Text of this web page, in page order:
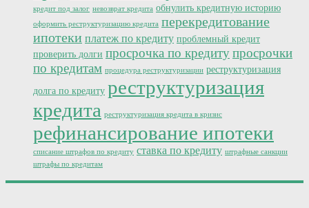
кредит под залог невозврат кредита обнулить кредитную историю
оформить реструктуризацию кредита перекредитование
ипотеки платеж по кредиту проблемный кредит
проверить долги просрочка по кредитупросрочки
по кредитам процедура реструктуризации реструктуризация
долга по кредиту реструктуризация
кредита реструктуризация кредита в кризис
рефинансирование ипотеки
списание штрафов по кредиту ставка по кредиту штрафные санкции
штрафы по кредитам